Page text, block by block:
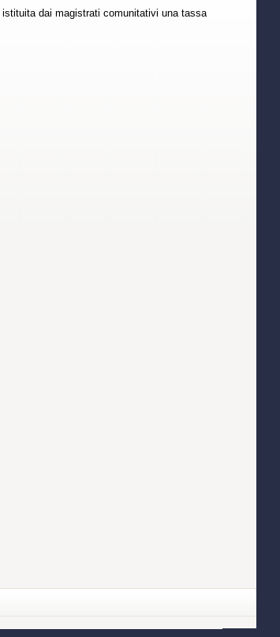
dai magistrati comunitativi una tassa